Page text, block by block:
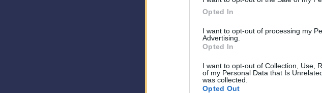
Opted In
I want to opt-out of processing my
Advertising.
Opted In
I want to opt-out of Collection, Use,
of my Personal Data that Is
was collected.
Opted Out